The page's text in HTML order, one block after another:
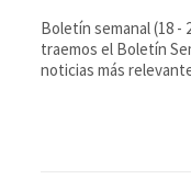
Boletín semanal (18 - 24 MAYO) 🗞️
traemos el Boletín
noticias más